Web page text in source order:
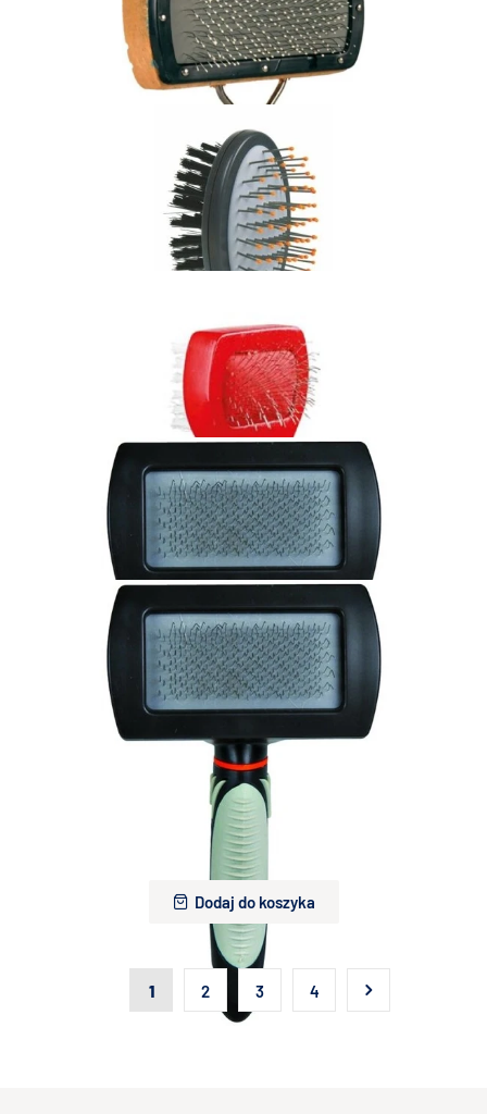
TRIXIE Miękka szczotka dwustronna dla kota/psa 10x18 cm
22,00 zł
TRIXIE Miękka szczotka jednostronna drucine włosy dla
kota/psa 10x18 cm
21,00 zł
TRIXIE Miękka szczotka dwustronna mała dla kota/psa
5X19CM
55,00 zł
Dodaj do koszyka
TRIXIE Miękka szczotka dwustronna mała dla kota/psa
6x13cm
16,50 zł
Dodaj do koszyka
TRIXIE Miękka szczotka dla kota/psa 7x16cm
38,00 zł
Dodaj do koszyka
TRIXIE Miękka szczotka dla kota/psa 12x20cm
49,15 zł
Dodaj do koszyka
1 2 3 4